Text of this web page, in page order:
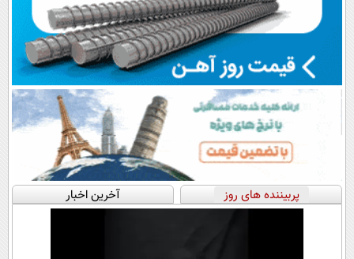
پربیننده های روز آخرین اخبار